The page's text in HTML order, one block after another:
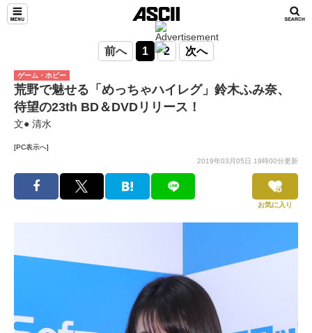
前へ 1 2 次へ
ゲーム・ホビー
荒野で魅せる「めっちゃハイレグ」鈴木ふみ奈、
待望の23th BD＆DVDリリース！
文● 清水
[PC表示へ]
2019年03月05日 19時00分更新
お気に入り